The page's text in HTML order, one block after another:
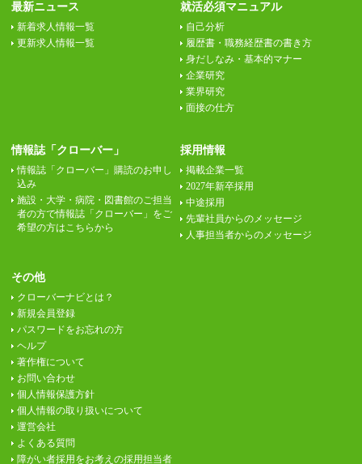
最新ニュース
新着求人情報一覧
更新求人情報一覧
就活必須マニュアル
自己分析
履歴書・職務経歴書の書き方
身だしなみ・基本的マナー
企業研究
業界研究
面接の仕方
情報誌「クローバー」
情報誌「クローバー」購読のお申し
込み
施設・大学・病院・図書館のご担当
者の方で情報誌「クローバー」をご
希望の方はこちらから
採用情報
掲載企業一覧
2027年新卒採用
中途採用
先輩社員からのメッセージ
人事担当者からのメッセージ
その他
クローバーナビとは？
新規会員登録
パスワードをお忘れの方
ヘルプ
著作権について
お問い合わせ
個人情報保護方針
個人情報の取り扱いについて
運営会社
よくある質問
障がい者採用をお考えの採用担当者